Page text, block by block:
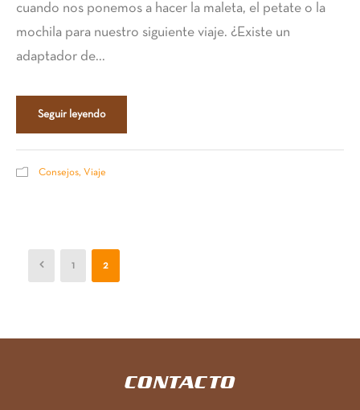
cuando nos ponemos a hacer la maleta, el petate o la
mochila para nuestro siguiente viaje. ¿Existe un
adaptador de...
Seguir leyendo
Consejos, Viaje
1 2
CONTACTO